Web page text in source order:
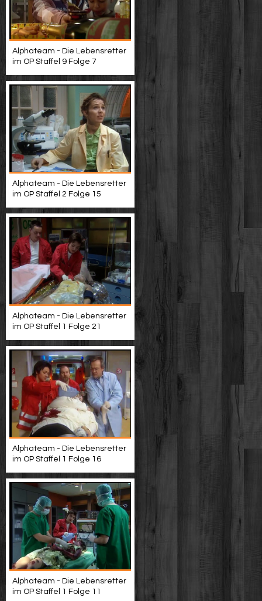
Alphateam - Die Lebensretter
im OP Staffel 9 Folge 7
Alphateam - Die Lebensretter
im OP Staffel 2 Folge 15
Alphateam - Die Lebensretter
im OP Staffel 1 Folge 21
Alphateam - Die Lebensretter
im OP Staffel 1 Folge 16
Alphateam - Die Lebensretter
im OP Staffel 1 Folge 11